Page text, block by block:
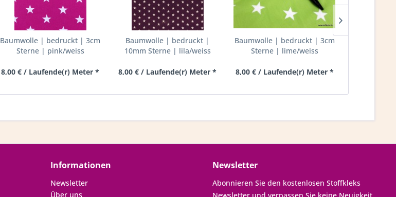
Baumwolle | bedruckt | 3cm
Sterne | pink/weiss
8,00 € / Laufende(r) Meter *
Baumwolle | bedruckt |
10mm Sterne | lila/weiss
8,00 € / Laufende(r) Meter *
Baumwolle | bedruckt | 3cm
Sterne | lime/weiss
8,00 € / Laufende(r) Meter *
Informationen
Newsletter
Über uns
Newsletter
Abonnieren Sie den kostenlosen Stoffkleks